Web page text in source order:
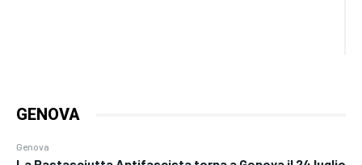
GENOVA
Genova